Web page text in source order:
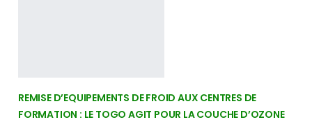
REMISE D’EQUIPEMENTS DE FROID AUX CENTRES DE
FORMATION : LE TOGO AGIT POUR LA COUCHE D’OZONE